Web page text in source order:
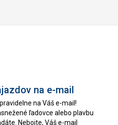
na e-mail
na Váš e-mail!
ľadovce alebo plavbu
Nebojte, Váš e-mail